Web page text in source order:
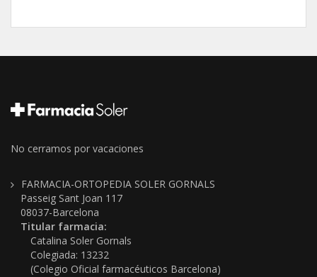
No cerramos por vacaciones
FARMACIA-ORTOPEDIA SOLER GORNALS
Passeig Sant Joan 117
08037-Barcelona
Titular farmacia:
Catalina Soler Gornals
Colegiada: 13232
(Colegio Oficial farmacéuticos Barcelona)